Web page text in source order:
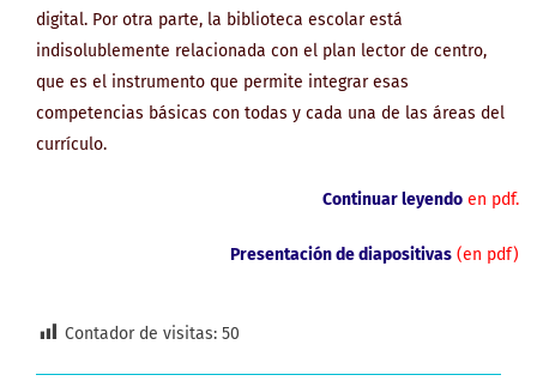
digital. Por otra parte, la biblioteca escolar está
indisolublemente relacionada con el plan lector de centro,
que es el instrumento que permite integrar esas
competencias básicas con todas y cada una de las áreas del
currículo.
Continuar leyendo en pdf.
Presentación de diapositivas (en pdf)
Contador de visitas: 50